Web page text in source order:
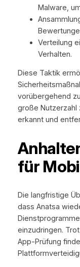
Malware,
Verteilung
Verhalten.
Diese Taktik
vorübergehend
große Nutzerzahl
erkannt und
für
Die langfristige
dass Anatsa
einzudringen.
App-Prüfung